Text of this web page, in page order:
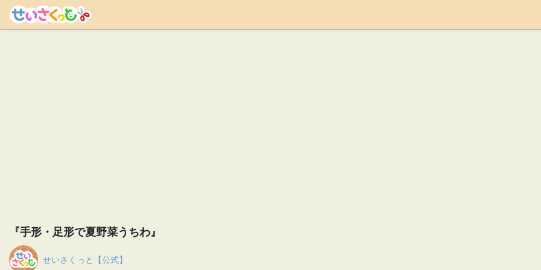
『手形・足形で夏野菜うちわ』
せいさくっと【公式】